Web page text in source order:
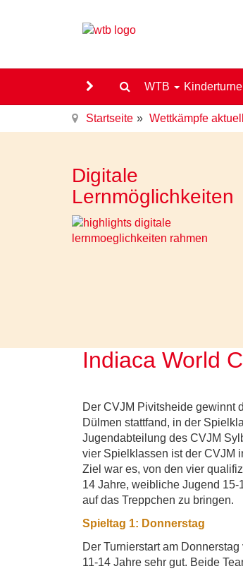
WTB
Startseite Wettkämpfe aktuell
Digitale
Lernmöglichkeiten
Indiaca World
Der CVJM Pivitsheide gewinnt
Dülmen stattfand, in der
Jugendabteilung des CVJM
vier Spielklassen ist der CVJM
Ziel war es, von den vier
14 Jahre, weibliche Jugend
auf das Treppchen zu bringen.
Spieltag 1: Donnerstag
Der Turnierstart am
11-14 Jahre sehr gut. Beide